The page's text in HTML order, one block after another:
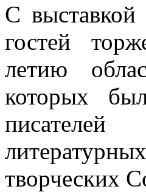
С выставкой
гостей
летию
которых
писателей
творческих